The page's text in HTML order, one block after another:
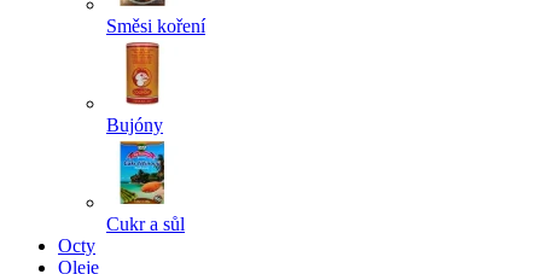
Směsi koření
Bujóny
Cukr a sůl
Octy
Oleje